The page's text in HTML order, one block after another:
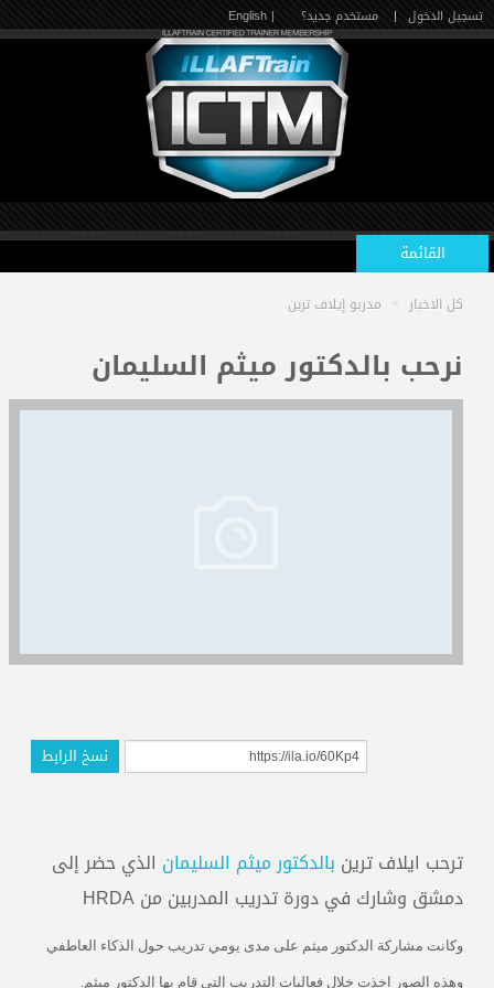
تسجيل الدخول | مستخدم جديد؟ | English
القائمة
الرئيسية
الدورات القادمة
كل الاخبار > مدربو إيلاف ترين
نرحب بالدكتور ميثم السليمان
نسخ الرابط
ترحب ايلاف ترين بالدكتور ميثم السليمان الذي حضر إلى
دمشق وشارك في دورة تدريب المدربين من HRDA
وكانت مشاركة الدكتور ميثم على مدى يومي تدريب حول الذكاء العاطفي
وهذه الصور اخذت خلال فعاليات التدريب التي قام بها الدكتور ميثم.